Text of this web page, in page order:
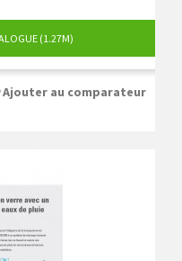
(1.27M)
Ajouter au comparateur